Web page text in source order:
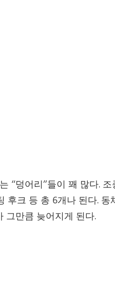
“덩어리”들이 꽤 많다.
후크 등 총 6개나 된다.
그만큼 늦어지게 된다.